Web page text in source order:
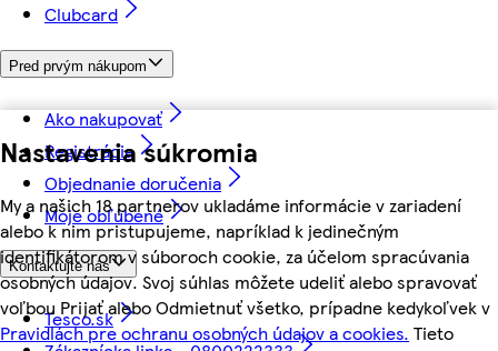
Nastavenia súkromia
My a našich 18 partnerov ukladáme informácie v zariadení
alebo k nim pristupujeme, napríklad k jedinečným
identifikátorom v súboroch cookie, za účelom spracúvania
osobných údajov. Svoj súhlas môžete udeliť alebo spravovať
voľbou Prijať alebo Odmietnuť všetko, prípadne kedykoľvek v
Pravidlách pre ochranu osobných údajov a cookies. Tieto
Clubcard
Pred prvým nákupom
Ako nakupovať
Registrácia
Objednanie doručenia
Moje obľúbené
Kontaktujte nás
Tesco.sk